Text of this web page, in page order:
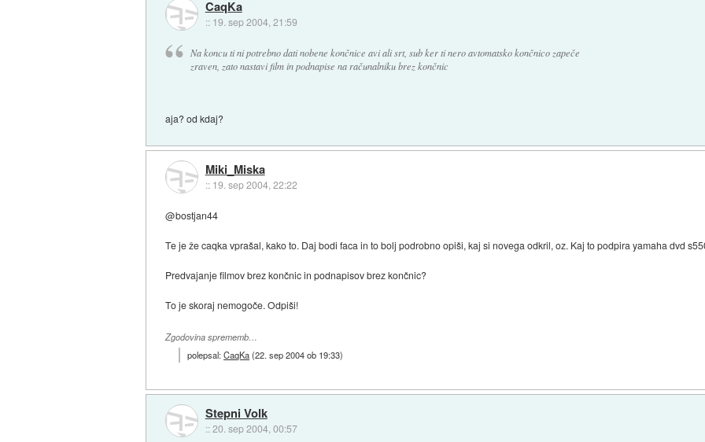
CaqKa
:: 19. sep 2004, 21:59
Na koncu ti ni potrebno dati nobene končnice avi ali srt, sub ker ti nero avtomatsko končnico zapeče
zraven, zato nastavi film in podnapise na računalniku brez končnic
aja? od kdaj?
Miki_Miska
:: 19. sep 2004, 22:22
@bostjan44
Te je že caqka vprašal, kako to. Daj bodi faca in to bolj podrobno opiši, kaj si novega odkril, oz. Kaj to podpira yamaha dvd
Predvajanje filmov brez končnic in podnapisov brez končnic?
To je skoraj nemogoče. Odpiši!
Zgodovina sprememb…
polepsal:CaqKa(22. sep 2004 ob 19:33)
Stepni Volk
::20. sep 2004, 00:57